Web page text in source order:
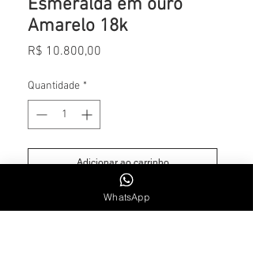
Esmeralda em ouro
Amarelo 18k
R$ 10.800,00
Quantidade *
Adicionar ao carrinho
Esmeralda 0.30 cts
WhatsApp